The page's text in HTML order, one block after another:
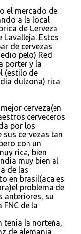
el mercado de
a la local
de Cerveza
Lavalleja. Estos
de cervezas
pelo) Red
porter y la
(estilo de
dulzona) rica
cerveza(en
cerveceros
por los
sus cervezas tan
con un
rica, bien
muy bien al
de las
en brasil(aca es
problema de
anteriores, su
de la
tenia la norteña,
de alemania